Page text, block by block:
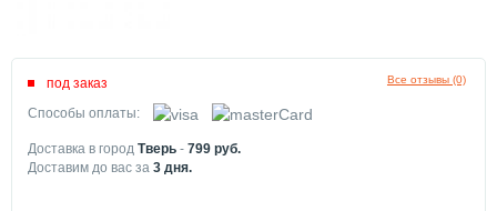
Все отзывы (0)
под заказ
Способы оплаты:
Доставка в город Тверь - 799 руб.
Доставим до вас за 3 дня.